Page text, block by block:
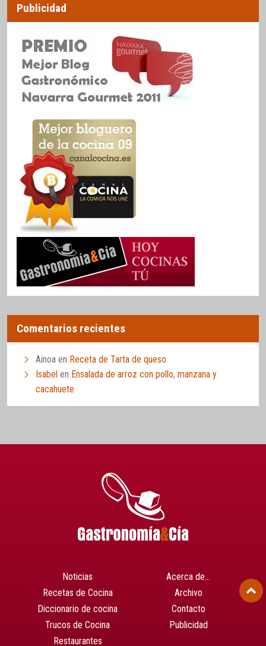
Publicidad
Comentarios recientes
Ainoa en Receta de Tarta de queso
Isabel en Ensalada de arroz con pollo, manzana y
cacahuete
Noticias
Recetas de Cocina
Diccionario de cocina
Trucos de Cocina
Restaurantes
Acerca de…
Archivo
Contacto
Publicidad